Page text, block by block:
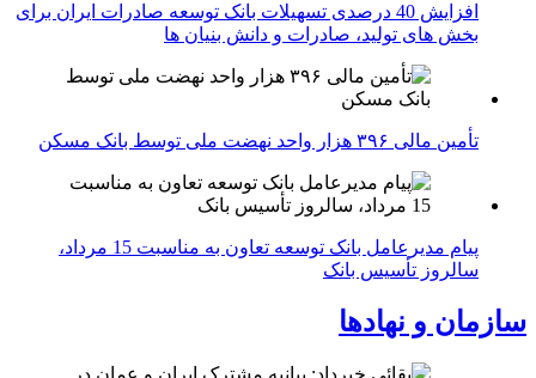
افزایش 40 درصدی تسهیلات بانک توسعه صادرات ایران برای
بخش های تولید، صادرات و دانش بنیان ها
تأمین مالی ۳۹۶ هزار واحد نهضت ملی توسط بانک مسکن
پیام مدیرعامل بانک توسعه تعاون به مناسبت 15 مرداد،
سالروز تأسیس بانک
سازمان و نهادها